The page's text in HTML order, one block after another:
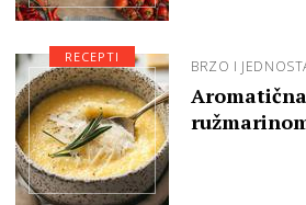
BRZO I
RECEPTI